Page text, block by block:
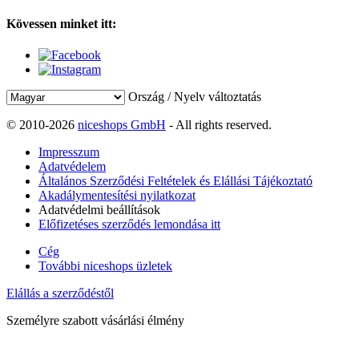
Kövessen minket itt:
Ország / Nyelv változtatás
© 2010-2026 niceshops GmbH - All rights reserved.
Impresszum
Adatvédelem
Általános Szerződési Feltételek és Elállási Tájékoztató
Akadálymentesítési nyilatkozat
Adatvédelmi beállítások
Előfizetéses szerződés lemondása itt
Cég
További niceshops üzletek
Elállás a szerződéstől
Személyre szabott vásárlási élmény